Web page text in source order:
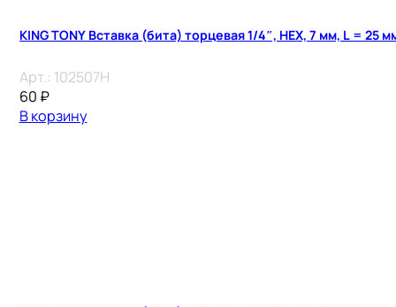
KING TONY Вставка (бита) торцевая 1/4″, HEX, 7 мм, L = 25
Арт.: 102507H
60 ₽
В корзину